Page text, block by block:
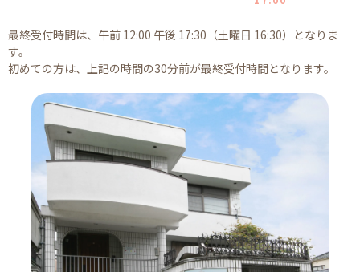
最終受付時間は、午前 12:00 午後 17:30（土曜日 16:30）となりま
す。
初めての方は、上記の時間の30分前が最終受付時間となります。